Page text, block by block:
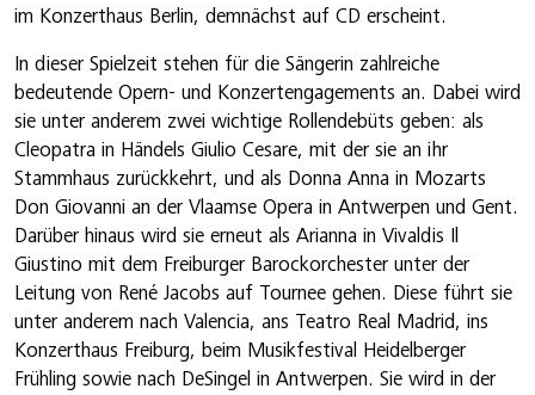
im Konzerthaus Berlin, demnächst auf CD erscheint.
In dieser Spielzeit stehen für die Sängerin zahlreiche
bedeutende Opern- und Konzertengagements an. Dabei wird
sie unter anderem zwei wichtige Rollendebüts geben: als
Cleopatra in Händels Giulio Cesare, mit der sie an ihr
Stammhaus zurückkehrt, und als Donna Anna in Mozarts
Don Giovanni an der Vlaamse Opera in Antwerpen und Gent.
Darüber hinaus wird sie erneut als Arianna in Vivaldis Il
Giustino mit dem Freiburger Barockorchester unter der
Leitung von René Jacobs auf Tournee gehen. Diese führt sie
unter anderem nach Valencia, ans Teatro Real Madrid, ins
Konzerthaus Freiburg, beim Musikfestival Heidelberger
Frühling sowie nach DeSingel in Antwerpen. Sie wird in der